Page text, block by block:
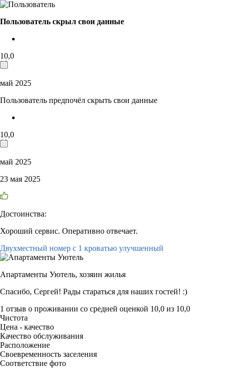
Пользователь скрыл свои данные
10,0
май 2025
Пользователь предпочёл скрыть свои данные
10,0
май 2025
23 мая 2025
Достоинства:
Хороший сервис. Оперативно отвечает.
Двухместный номер с 1 кроватью улучшенный
Апартаменты Уютель, хозяин жилья
Спасибо, Сергей! Рады стараться для наших гостей! :)
1 отзыв о проживании со средней оценкой 10,0 из 10,0
Чистота
Цена - качество
Качество обслуживания
Расположение
Своевременность заселения
Соответствие фото